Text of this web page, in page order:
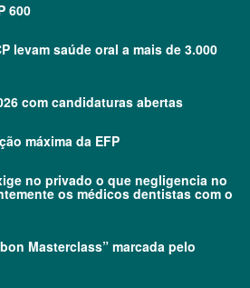
600
levam saúde oral a mais de 3.000
com candidaturas abertas
máxima da EFP
no privado o que negligencia no
os médicos dentistas com o
Masterclass” marcada pelo